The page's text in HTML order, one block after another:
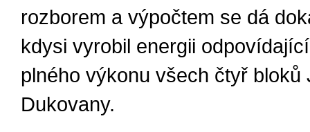
rozborem a výpočtem se dá
kdysi vyrobil energii
plného výkonu všech čtyř bloků
Dukovany.